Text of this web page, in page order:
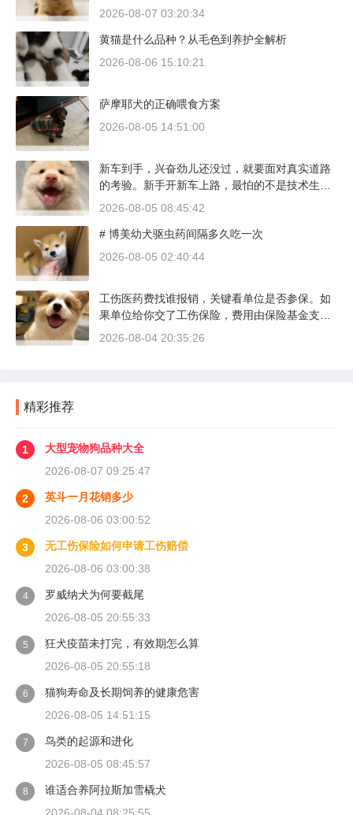
本地犬种，价格比北方城市有优势；英国斗牛犬
方和真实价格区间。
2026-08-07 03:20:34
黄猫是什么品种？从毛色到养护全解析
2026-08-06 15:10:21
萨摩耶犬的正确喂食方案
2026-08-05 14:51:00
新车到手，兴奋劲儿还没过，就要面对真实道路
的考验。新手开新车上路，最怕的不是技术生
疏，而是对车况和路况的双重陌生。磨合期内，
不超过100公里，这不是老司机的保守，而是活
塞和气缸壁需要时间完成精细贴合。多数车型说
2026-08-05 08:45:42
# 博美幼犬驱虫药间隔多久吃一次
2026-08-05 02:40:44
工伤医药费找谁报销，关键看单位是否参保。如
果单位给你交了工伤保险，费用由保险基金支
付；要是单位没参保，那就由单位自己掏钱。很
2026-08-04 20:35:26
精彩推荐
1
大型宠物狗品种大全
2026-08-07 09:25:47
2
英斗一月花销多少
2026-08-06 03:00:52
3
无工伤保险如何申请工伤赔偿
2026-08-06 03:00:38
4
罗威纳犬为何要截尾
2026-08-05 20:55:33
5
狂犬疫苗未打完，有效期怎么算
2026-08-05 20:55:18
6
猫狗寿命及长期饲养的健康危害
2026-08-05 14:51:15
7
鸟类的起源和进化
2026-08-05 08:45:57
8
谁适合养阿拉斯加雪橇犬